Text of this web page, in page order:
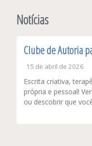
Notícias
Clube de Autoria
15 de abril de 2026
Escrita criativa,
própria e pessoal!
ou descobrir que